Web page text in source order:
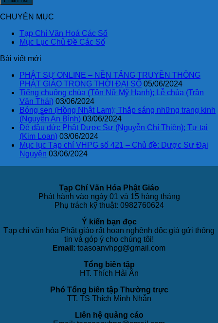
CHUYÊN MỤC
Tạp Chí Văn Hoá Các Số
Mục Lục Chủ Đề Các Số
Bài viết mới
PHẬT SỰ ONLINE – NỀN TẢNG TRUYỀN THÔNG
PHẬT GIÁO TRONG THỜI ĐẠI SỐ 05/06/2024
Tiếng chuông chùa (Tôn Nữ Mỹ Hạnh); Lễ chùa (Trần
Văn Thái) 03/06/2024
Bóng sen (Hồng Nhật Lam); Thắp sáng những trang kinh
(Nguyễn An Bình) 03/06/2024
Đê đầu đức Phật Dược Sư (Nguyễn Chí Thiện); Tự tại
(Kim Loan) 03/06/2024
Mục lục Tạp chí VHPG số 421 – Chủ đề: Dược Sư Đại
Nguyện 03/06/2024
Tạp Chí Văn Hóa Phật Giáo
Phát hành vào ngày 01 và 15 hàng tháng
Phụ trách kỹ thuật: 0982760624
Ý kiến bạn đọc
Tạp chí văn hóa Phật giáo rất hoan nghênh độc giả gửi thông
tin và góp ý cho chúng tôi!
Email: toasoanvhpg@gmail.com
Tổng biên tập
HT. Thích Hải Ấn
Phó Tổng biên tập Thường trực
TT. TS Thích Minh Nhẫn
Liên hệ quảng cáo